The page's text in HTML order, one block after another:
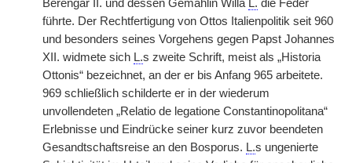
Berengar II. und dessen Gemahlin Willa L. die Feder
führte. Der Rechtfertigung von Ottos Italienpolitik seit 960
und besonders seines Vorgehens gegen Papst Johannes
XII. widmete sich L.s zweite Schrift, meist als „Historia
Ottonis“ bezeichnet, an der er bis Anfang 965 arbeitete.
969 schließlich schilderte er in der wiederum
unvollendeten „Relatio de legatione Constantinopolitana“
Erlebnisse und Eindrücke seiner kurz zuvor beendeten
Gesandtschaftsreise an den Bosporus. L.s ungenierte